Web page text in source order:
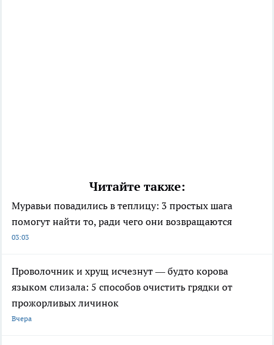
Читайте также:
Муравьи повадились в теплицу: 3 простых шага
помогут найти то, ради чего они возвращаются
03:03
Проволочник и хрущ исчезнут — будто корова
языком слизала: 5 способов очистить грядки от
прожорливых личинок
Вчера